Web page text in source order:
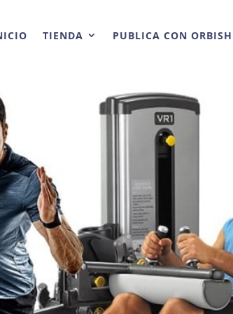
TIENDA PUBLICA CON